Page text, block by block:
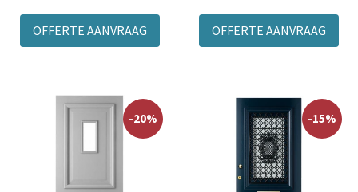
OFFERTE AANVRAAG OFFERTE AANVRAAG
-20% -15%